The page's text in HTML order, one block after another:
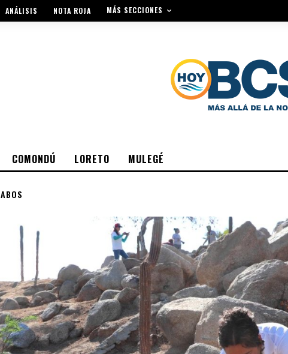
ANÁLISIS NOTA ROJA MÁS SECCIONES
COMONDÚ LORETO MULEGÉ